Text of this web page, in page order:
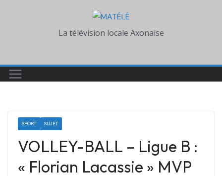
La télévision locale Axonaise
SPORT SUJET
VOLLEY-BALL – Ligue B :
« Florian Lacassie » MVP